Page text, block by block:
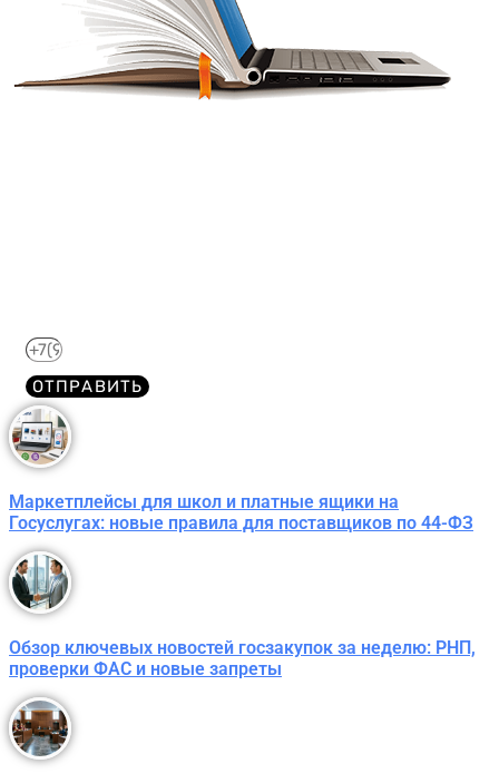
ОТПРАВИТЬ
Маркетплейсы для школ и платные ящики на
Госуслугах: новые правила для поставщиков по 44-ФЗ
Обзор ключевых новостей госзакупок за неделю: РНП,
проверки ФАС и новые запреты